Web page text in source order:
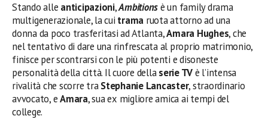
Stando alle anticipazioni,Ambitionsè un family drama
multigenerazionale, la cui trama ruota attorno ad una
donna da poco trasferitasi ad Atlanta,Amara Hughes, che
nel tentativo di dare una rinfrescata al proprio matrimonio,
finisce per scontrarsi con le più potenti e disoneste
personalità della città. Il cuore dellaserie TVè l’intensa
rivalità che scorre traStephanie Lancaster, straordinario
avvocato, eAmara, sua ex migliore amica ai tempi del
college.